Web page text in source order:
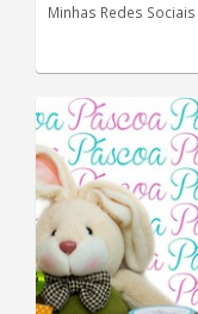
Minhas Redes